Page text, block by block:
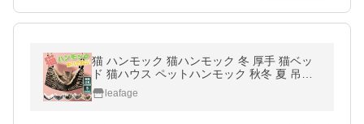
猫 ハンモック 猫ハンモック 冬 厚手 猫ベッ
ド 猫ハウス ペットハンモック 秋冬 夏 吊り
下げ ケージ もこもこ 起毛 リバーシブル ハ
ンモッグ 爆買
leafage